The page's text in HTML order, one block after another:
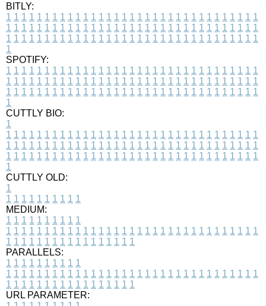
BITLY:
1 1 1 1 1 1 1 1 1 1 1 1 1 1 1 1 1 1 1 1 1 1 1 1 1 1 1 1 1 1 1 1 1
1 1 1 1 1 1 1 1 1 1 1 1 1 1 1 1 1 1 1 1 1 1 1 1 1 1 1 1 1 1 1 1 1
1 1 1 1 1 1 1 1 1 1 1 1 1 1 1 1 1 1 1 1 1 1 1 1 1 1 1 1 1 1 1 1 1
1
SPOTIFY:
1 1 1 1 1 1 1 1 1 1 1 1 1 1 1 1 1 1 1 1 1 1 1 1 1 1 1 1 1 1 1 1 1
1 1 1 1 1 1 1 1 1 1 1 1 1 1 1 1 1 1 1 1 1 1 1 1 1 1 1 1 1 1 1 1 1
1 1 1 1 1 1 1 1 1 1 1 1 1 1 1 1 1 1 1 1 1 1 1 1 1 1 1 1 1 1 1 1 1
1
CUTTLY BIO:
1
1 1 1 1 1 1 1 1 1 1 1 1 1 1 1 1 1 1 1 1 1 1 1 1 1 1 1 1 1 1 1 1 1
1 1 1 1 1 1 1 1 1 1 1 1 1 1 1 1 1 1 1 1 1 1 1 1 1 1 1 1 1 1 1 1 1
1 1 1 1 1 1 1 1 1 1 1 1 1 1 1 1 1 1 1 1 1 1 1 1 1 1 1 1 1 1 1 1 1
1
CUTTLY OLD:
1
1 1 1 1 1 1 1 1 1 1
MEDIUM:
1 1 1 1 1 1 1 1 1 1
1 1 1 1 1 1 1 1 1 1 1 1 1 1 1 1 1 1 1 1 1 1 1 1 1 1 1 1 1 1 1 1 1
1 1 1 1 1 1 1 1 1 1 1 1 1 1 1 1 1
PARALLELS:
1 1 1 1 1 1 1 1 1 1
1 1 1 1 1 1 1 1 1 1 1 1 1 1 1 1 1 1 1 1 1 1 1 1 1 1 1 1 1 1 1 1 1
1 1 1 1 1 1 1 1 1 1 1 1 1 1 1 1 1
URL PARAMETER: